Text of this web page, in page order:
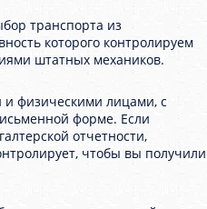
транспорта из
которого контролируем
штатных механиков.
физическими лицами, с
форме. Если
отчетности,
чтобы вы получили